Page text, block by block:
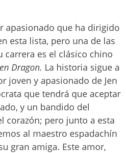
apasionado que ha dirigido
esta lista, pero una de las
carrera es el clásico chino
Dragon. La historia sigue a
joven y apasionado de Jen
que tendrá que aceptar
y un bandido del
corazón; pero junto a esta
al maestro espadachín
gran amiga. Este amor,